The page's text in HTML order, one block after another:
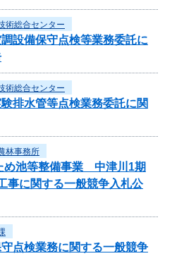
術総合センター
設備保守点検等業務委託に
術総合センター
排水管等点検業務委託に関
林事務所
め池等整備事業 中津川1期
に関する一般競争入札公
点検業務に関する一般競争